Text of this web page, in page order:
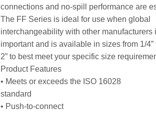
connections and no-spill performance are
The FF Series is ideal for use when global
interchangeability with other manufacturers
important and is available in sizes from 1/4”
2” to best meet your specific size
Product Features
• Meets or exceeds the ISO 16028
standard
• Push-to-connect